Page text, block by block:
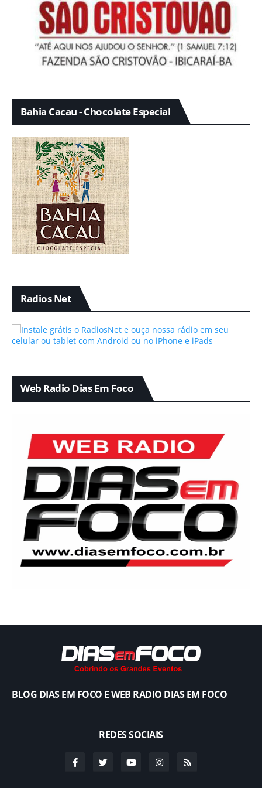
Bahia Cacau - Chocolate Especial
Radios Net
Web Radio Dias Em Foco
BLOG DIAS EM FOCO E WEB RADIO DIAS EM FOCO
REDES SOCIAIS